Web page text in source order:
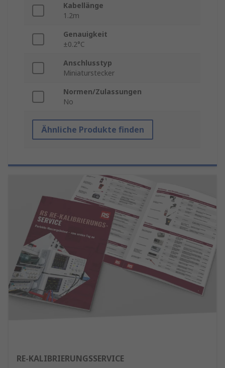
Kabellänge
1.2m
Genauigkeit
±0.2°C
Anschlusstyp
Miniaturstecker
Normen/Zulassungen
No
Ähnliche Produkte finden
RE-KALIBRIERUNGSSERVICE